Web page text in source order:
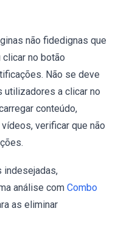
não fidedignas que
no botão
Não se deve
utilizadores a clicar no
conteúdo,
verificar que não
indesejadas,
análise com Combo
as eliminar